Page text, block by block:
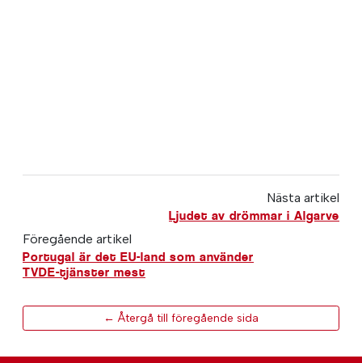
Nästa artikel
Ljudet av drömmar i Algarve
Föregående artikel
Portugal är det EU-land som använder
TVDE-tjänster mest
← Återgå till föregående sida